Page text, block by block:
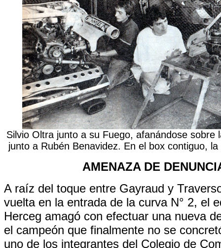
Silvio Oltra junto a su Fuego, afanándose sobre
junto a Rubén Benavidez. En el box contiguo,
AMENAZA DE
A raíz del toque entre Gayraud y
vuelta en la entrada de la curva N° 2, el
Herceg amagó con efectuar una nueva
el campeón que finalmente no se
uno de los integrantes del Colegio de